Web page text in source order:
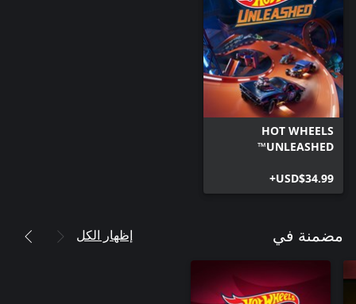
HOT WHEELS
UNLEASHED™
USD$34.99+
مضمنة في إظهار الكل